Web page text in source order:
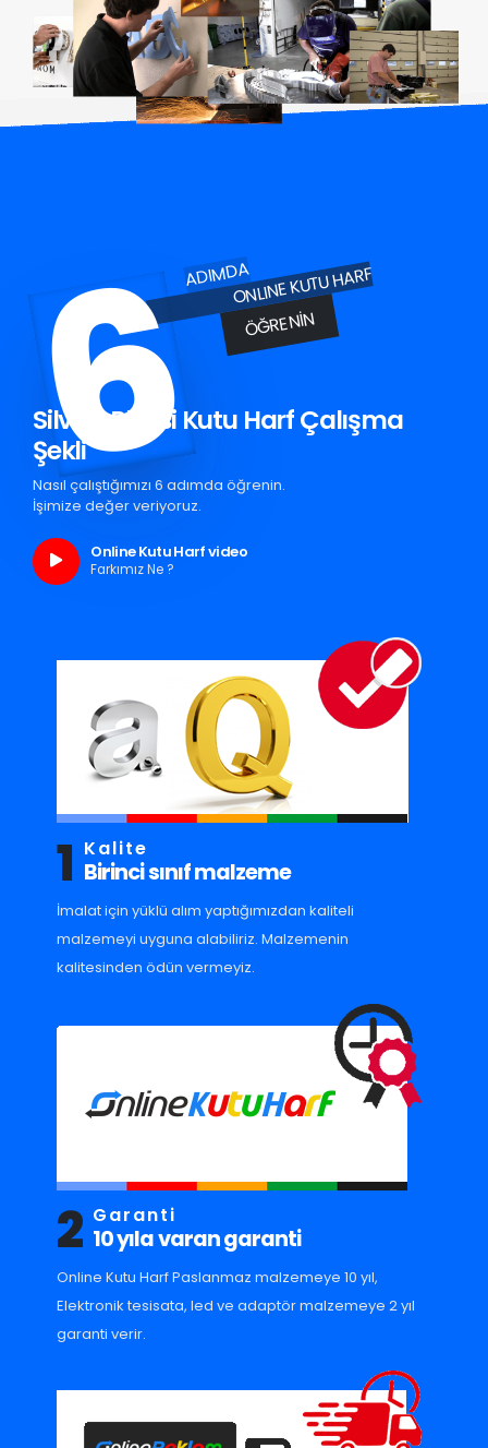
6ADIMDAONLINE KUTU HARF
ÖĞRENIN
Silvan Pleksi Kutu Harf Çalışma
Şekli
Nasıl çalıştığımızı 6 adımda öğrenin.
İşimize değer veriyoruz.
Online Kutu Harf video
Farkımız Ne ?
1 Kalite
Birinci sınıf malzeme
İmalat için yüklü alım yaptığımızdan kaliteli
malzemeyi uyguna alabiliriz. Malzemenin
kalitesinden ödün vermeyiz.
2 Garanti
10 yıla varan garanti
Online Kutu Harf Paslanmaz malzemeye 10 yıl,
Elektronik tesisata, led ve adaptör malzemeye 2 yıl
garanti verir.